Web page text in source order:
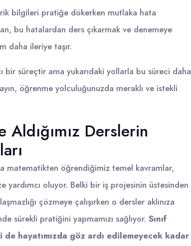
bilgileri pratiğe dökerken mutlaka hata
bu hatalardan ders çıkarmak ve denemeye
daha ileriye taşır.
bir süreçtir ama yukarıdaki yollarla bu süreci daha
öğrenme yolculuğunuzda meraklı ve istekli
Aldığımız Derslerin
matematikten öğrendiğimiz temel kavramlar,
yardımcı oluyor. Belki bir iş projesinin üstesinden
çözmeye çalışırken o dersler aklınıza
sürekli pratiğini yapmamızı sağlıyor. Sınıf
de hayatımızda göz ardı edilemeyecek kadar